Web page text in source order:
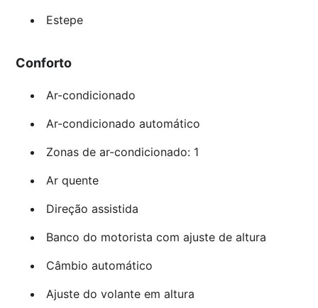
Estepe
Conforto
Ar-condicionado
Ar-condicionado automático
Zonas de ar-condicionado: 1
Ar quente
Direção assistida
Banco do motorista com ajuste de altura
Câmbio automático
Ajuste do volante em altura